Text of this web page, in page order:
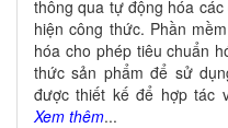
thông qua tự động hóa
hiện công thức. Phần
hóa cho phép tiêu chuẩn
thức sản phẩm để sử
được thiết kế để hợp tác
Xem thêm...